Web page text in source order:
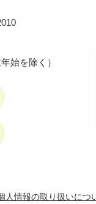
始を除く）
人情報の取り扱いにつ